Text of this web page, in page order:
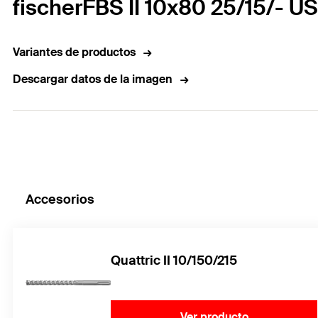
fischerFBS II 10x80 25/15/-
Variantes de productos
Descargar datos de la imagen
Accesorios
Quattric II 10/150/215